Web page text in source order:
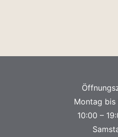
Montag bis
10:00 –